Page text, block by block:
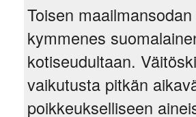
Toisen
kymmenes
kotiseudultaan.
vaikutusta pitkän
poikkeukselliseen